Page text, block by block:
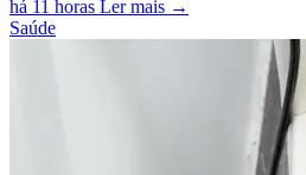
há 11 horas Ler mais →
Saúde